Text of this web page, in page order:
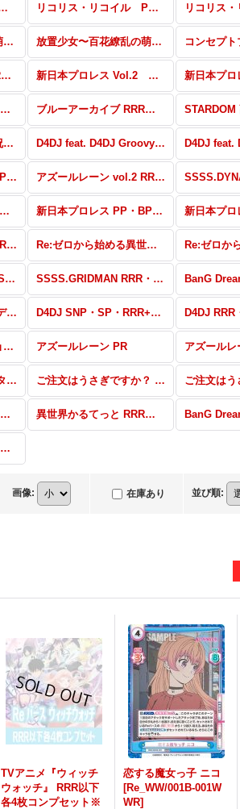
RR・R・C・Re リコリス・リコイル PP・NBP・SP・RRR+・RR+・R+・C+・Re+・PR
放置少女〜百花繚乱の萌姫たち〜 SNP・PP・SP・RRR+・RR+・R+・C+・Re+・PR 放置少女〜百花繚乱の萌姫たち〜 RRR・RR・R・C・Re
ゆるキャン△ RRR・RR・R・C・Re 新日本プロレス Vol.2 高レア・パラレル
ブルーアーカイブ PP・NBP・SP・RRR+・RR+・C+・Re+ ブルーアーカイブ RRR・RR・R・C・Re
この素晴らしい世界に祝福を！ RRR・RR・R・C・Re D4DJ feat. D4DJ Groovy Mix+Edition PP・SP・RRR+・RR+・R+・C+・Re+
アズールレーン vol.2 PP・NBP・SP・RRR+・RR+・R+・C+・Re+ アズールレーン vol.2 RRR・RR・R・C・Re
ゴジラ S.P<シンギュラポイント> RRR・RR・R・C・Re 新日本プロレス PP・BP+・BP・PR
ひぐらしのなく頃に 業 RRR・RR・R・C・ReR・ReC Re:ゼロから始める異世界生活 SP・R+・C+・ReR+・ReC+
SSSS.GRIDMAN PP・SP・RRR+・RR+・R+・C+・Re+・PR SSSS.GRIDMAN RRR・RR・R・C・Re
アイドルマスター シンデレラガールズ劇場 HR・RR・R・C・ReR・ReC D4DJ SNP・SP・RRR+・R+・C+・ReR+・ReC+
ホロライブプロダクション RRR・RR・R・C・ReR・ReC アズールレーン PR
少女☆歌劇 レヴュースタァライト -Re LIVE- RRR・RR・R・C・ReR・ReC ご注文はうさぎですか？ BLOOM PP・SP・RRR+・RR+・R+・C+・ReR+・ReC+
異世界かるてっと UR・SP+・SR+・SR 異世界かるてっと RRR・RR・R・C・ReR・ReC
Reバース RRR・RR・R・C・ReR・ReC
画像: 在庫あり 並び順:
TVアニメ『ウィッチ
ウォッチ』 RRR以下
各4枚コンプセット※
恋する魔女っ子 ニコ
[Re_WW/001B-001W
WR]